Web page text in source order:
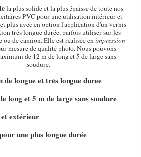
la plus solide et la plus épaisse de toute nos
PVC pour une utilisation intérieur et
plus avec en option l'application d'un vernis
très longue durée, parfois utiliser sur les
ou de camion. Elle est réalisée enimpression
mesure de qualité photo. Nous pouvons
de 12 m de long et 5 de large sans
soudure.
de longue et très longue durée
long et 5 m de large sans soudure
extérieur
une plus longue durée